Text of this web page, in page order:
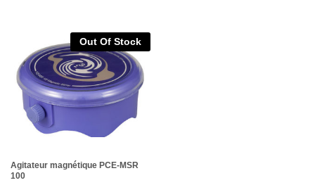
Out Of Stock
Agitateur magnétique PCE-MSR
100